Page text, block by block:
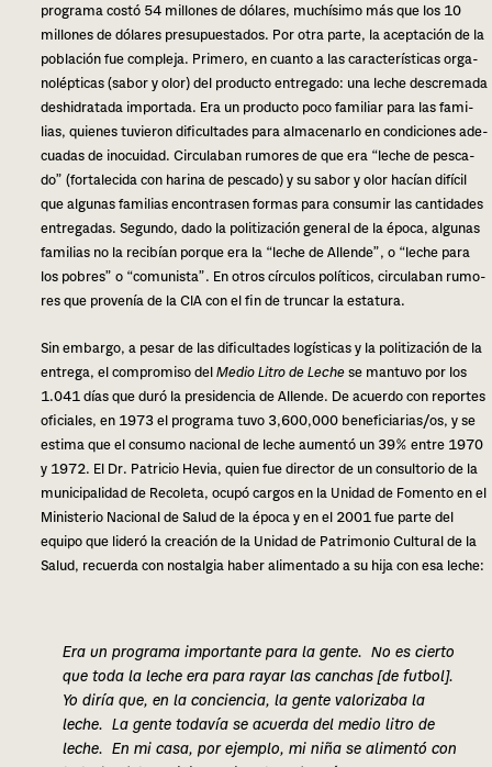
pro­gra­ma costó 54 millo­nes de dóla­res, muchí­si­mo más que los 10
millo­nes de dóla­res pre­su­pues­ta­dos. Por otra parte, la acep­ta­ción de la
pobla­ción fue com­ple­ja. Primero, en cuan­to a las carac­te­rís­ti­cas orga­
no­lép­ti­cas (sabor y olor) del pro­duc­to entre­ga­do: una leche des­cre­ma­da
des­hi­dra­ta­da impor­ta­da. Era un pro­duc­to poco fami­liar para las fami­
lias, quie­nes tuvie­ron difi­cul­ta­des para alma­ce­nar­lo en con­di­cio­nes ade­
cua­das de inocui­dad. Circulaban rumo­res de que era “leche de pes­ca­
do” (for­ta­le­ci­da con hari­na de pes­ca­do) y su sabor y olor hacían difí­cil
que algu­nas fami­lias encon­tra­sen for­mas para con­su­mir las can­ti­da­des
entre­ga­das. Segundo, dado la poli­ti­za­ción gene­ral de la época, algu­nas
fami­lias no la reci­bían por­que era la “leche de Allende”, o “leche para
los pobres” o “comu­nis­ta”. En otros círcu­los polí­ti­cos, cir­cu­la­ban rumo­
res que pro­ve­nía de la CIA con el fin de trun­car la esta­tu­ra.
Sin embar­go, a pesar de las difi­cul­ta­des logís­ti­cas y la poli­ti­za­ción de la
entre­ga, el com­pro­mi­so delMedio Litrode Lechese man­tu­vo por los
1.041 días que duró la pre­si­den­cia de Allende. De acuer­do con repor­tes
ofi­cia­les, en 1973 el pro­gra­ma tuvo 3,600,000 beneficiarias/os, y se
esti­ma que el con­su­mo nacio­nal de leche aumen­tó un 39% entre 1970
y 1972. El Dr. Patricio Hevia, quien fue direc­tor de un con­sul­to­rio de la
muni­ci­pa­li­dad de Recoleta, ocupó car­gos en la Unidad de Fomento en el
Ministerio Nacional de Salud de la época y en el 2001 fue parte del
equi­po que lide­ró la crea­ción de la Unidad de Patrimonio Cultural de la
Salud, recuer­da con nos­tal­gia haber ali­men­ta­do a su hija con esa leche:
Era un pro­gra­ma impor­tan­te para la gente. No es cier­to
que toda la leche era para rayar las can­chas [de fut­bol].
Yo diría que, en la con­cien­cia, la gente valo­ri­za­ba la
leche. La gente toda­vía se acuer­da del medio litro de
leche. En mi casa, por ejem­plo, mi niña se ali­men­tó con